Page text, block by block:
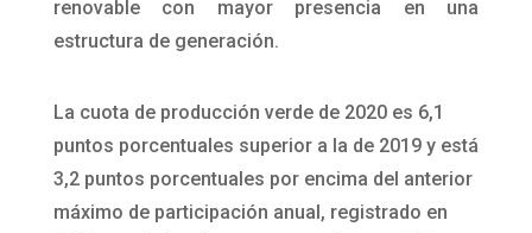
renovable con mayor presencia en una
estructura de generación.
La cuota de producción verde de 2020 es 6,1
puntos porcentuales superior a la de 2019 y está
3,2 puntos porcentuales por encima del anterior
máximo de participación anual, registrado en